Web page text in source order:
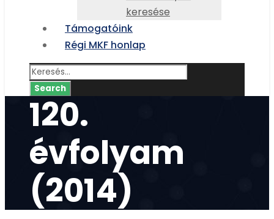
keresése
Támogatóink
Régi MKF honlap
120.
évfolyam
(2014)